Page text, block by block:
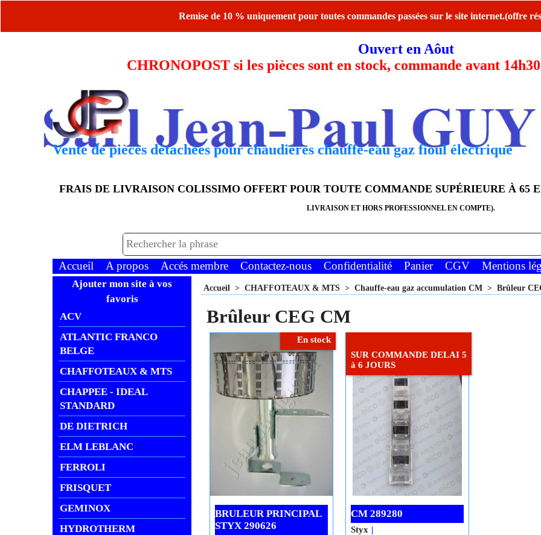
Remise de 10 % uniquement pour toutes commandes passées sur le site internet.(offre
Ouvert en Aôut
CHRONOPOST si les pièces sont en stock, commande avant
Vente de pièces détachées pour chaudières chauffe-eau gaz fioul électrique
FRAIS DE LIVRAISON COLISSIMO OFFERT POUR TOUTE COMMANDE SUPÉRIEURE À 65
LIVRAISON ET HORS PROFESSIONNEL EN COMPTE).
Accueil A propos Accés membre Contactez-nous Confidentialité Panier CGV Mentions
Ajouter mon site à vos
favoris
ACV
ATLANTIC FRANCO
BELGE
CHAFFOTEAUX & MTS
CHAPPEE - IDEAL
STANDARD
DE DIETRICH
ELM LEBLANC
FERROLI
FRISQUET
GEMINOX
HYDROTHERM
Accueil > CHAFFOTEAUX & MTS > Chauffe-eau gaz accumulation CM > Brûleur
Brûleur CEG CM
En stock
BRULEUR PRINCIPAL
STYX 290626
SUR COMMANDE DELAI 5
à 6 JOURS
CM 289280
Styx